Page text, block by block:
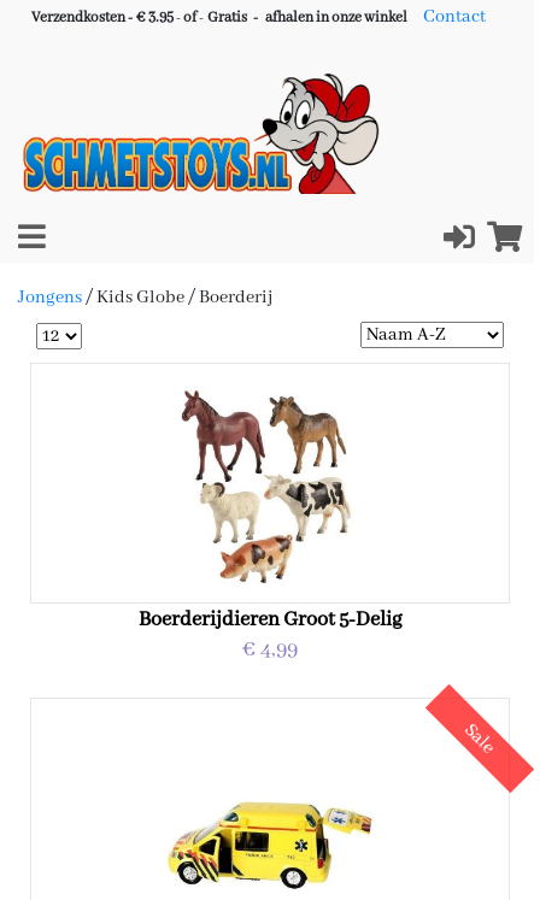
Verzendkosten - € 3.95-of- Gratis - afhalen in onze winkel Contact
Jongens/Kids Globe / Boerderij
Boerderijdieren Groot 5-Delig
€ 4,99
Sale